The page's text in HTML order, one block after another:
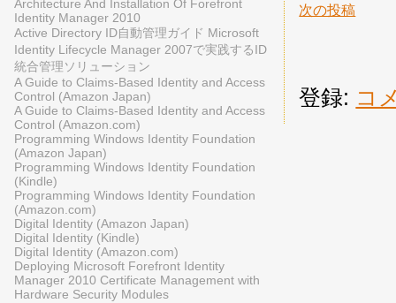
次の投稿
登録: コ
Architecture And Installation Of Forefront
Identity Manager 2010
Active Directory ID自動管理ガイド Microsoft
Identity Lifecycle Manager 2007で実践するID
統合管理ソリューション
A Guide to Claims-Based Identity and Access
Control (Amazon Japan)
A Guide to Claims-Based Identity and Access
Control (Amazon.com)
Programming Windows Identity Foundation
(Amazon Japan)
Programming Windows Identity Foundation
(Kindle)
Programming Windows Identity Foundation
(Amazon.com)
Digital Identity (Amazon Japan)
Digital Identity (Kindle)
Digital Identity (Amazon.com)
Deploying Microsoft Forefront Identity
Manager 2010 Certificate Management with
Hardware Security Modules